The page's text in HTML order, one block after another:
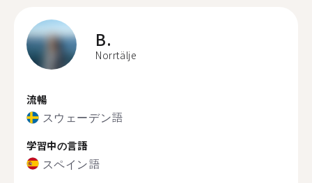
B.
Norrtälje
流暢
スウェーデン語
学習中の言語
スペイン語